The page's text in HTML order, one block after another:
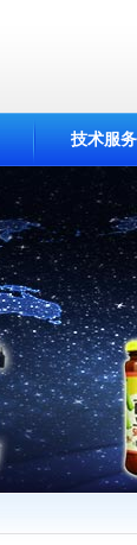
技术服务